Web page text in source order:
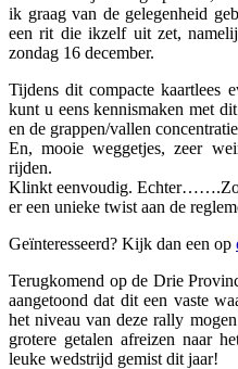
ik graag van de gelegenheid
een rit die ikzelf uit zet,
zondag 16 december.
Tijdens dit compacte kaartlees
kunt u eens kennismaken met
en de grappen/vallen
En, mooie weggetjes, zeer
rijden.
Klinkt eenvoudig.
er een unieke twist aan de
Geïnteresseerd? Kijk dan een op
Terugkomend op de Drie
aangetoond dat dit een vaste
het niveau van deze rally
grotere getalen afreizen naar
leuke wedstrijd gemist dit jaar!